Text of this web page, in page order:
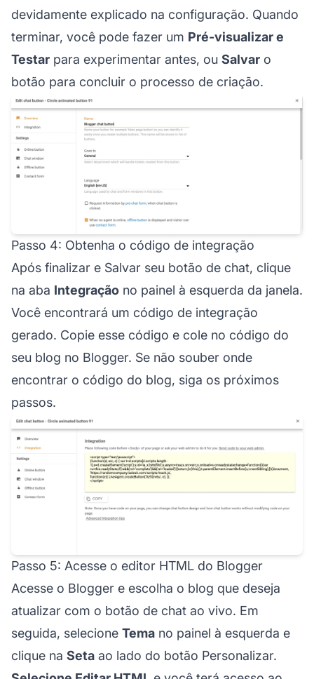
devidamente explicado na configuração. Quando
terminar, você pode fazer um Pré-visualizar e
Testar para experimentar antes, ou Salvar o
botão para concluir o processo de criação.
Passo 4: Obtenha o código de integração
Após finalizar e Salvar seu botão de chat, clique
na aba Integração no painel à esquerda da janela.
Você encontrará um código de integração
gerado. Copie esse código e cole no código do
seu blog no Blogger. Se não souber onde
encontrar o código do blog, siga os próximos
passos.
Passo 5: Acesse o editor HTML do Blogger
Acesse o Blogger e escolha o blog que deseja
atualizar com o botão de chat ao vivo. Em
seguida, selecione Tema no painel à esquerda e
clique na Seta ao lado do botão Personalizar.